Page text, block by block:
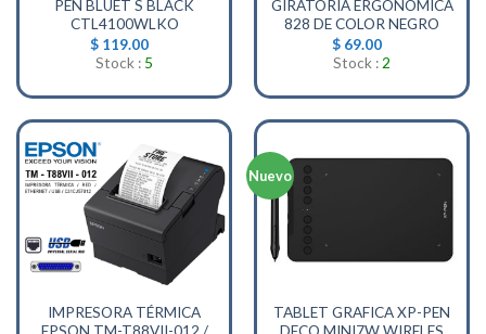
PEN BLUET S BLACK
CTL4100WLKO
$119.00
Stock : 5
GIRATORIA ERGONÓMICA
828 DE COLOR NEGRO
$69.00
Stock : 2
IMPRESORA TÉRMICA
EPSON TM-T88VII-012 /
Nuevo
TABLET GRAFICA XP-PEN
DECO MINI7W WIRELES